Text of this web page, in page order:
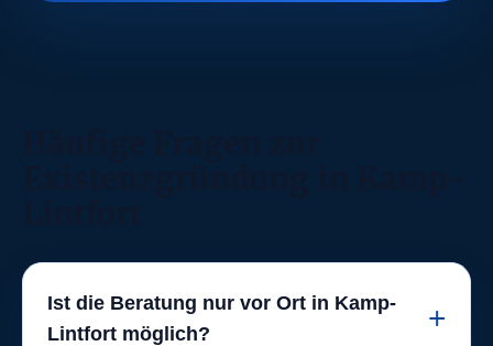
Ist die Beratung nur vor Ort in Kamp-
Lintfort möglich?